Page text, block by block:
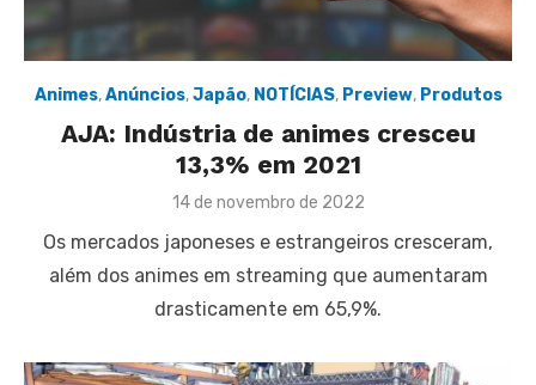
Animes,Anúncios,Japão, NOTÍCIAS, Preview, Produtos
AJA: Indústria de animes cresceu
13,3% em 2021
Posted
14 de novembro de 2022
Os mercados japoneses e estrangeiros cresceram,
além dos animes em streaming que aumentaram
drasticamente em 65,9%.